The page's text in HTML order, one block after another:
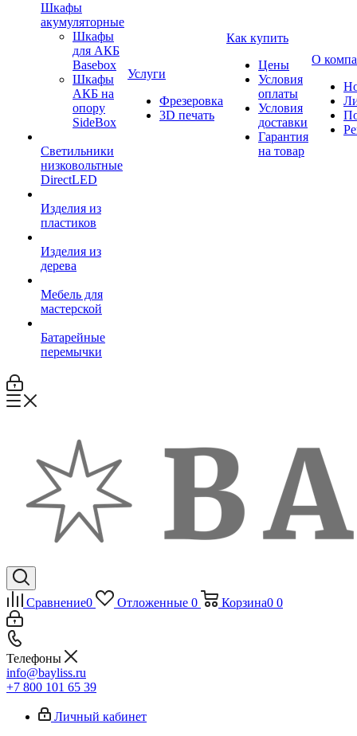
Шкафы
акумуляторные
Шкафы
для АКБ
Basebox
Шкафы
АКБ на
опору
SideBox
Светильники
низковольтные
DirectLED
Изделия из
пластиков
Изделия из
дерева
Мебель для
мастерской
Батарейные
перемычки
Услуги
Фрезеровка
3D печать
Как купить
Цены
Условия
оплаты
Условия
доставки
Гарантия
на товар
О
Сравнение0 Отложенные 0 Корзина0 0
Телефоны
info@bayliss.ru
+7 800 101 65 39
Личный кабинет